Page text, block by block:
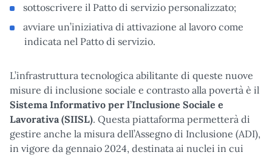
sottoscrivere il Patto di servizio personalizzato;
avviare un’iniziativa di attivazione al lavoro come
indicata nel Patto di servizio.
L’infrastruttura tecnologica abilitante di queste nuove
misure di inclusione sociale e contrasto alla povertà è il
Sistema Informativo per l’Inclusione Sociale e
Lavorativa (SIISL). Questa piattaforma permetterà di
gestire anche la misura dell’Assegno di Inclusione (ADI),
in vigore da gennaio 2024, destinata ai nuclei in cui